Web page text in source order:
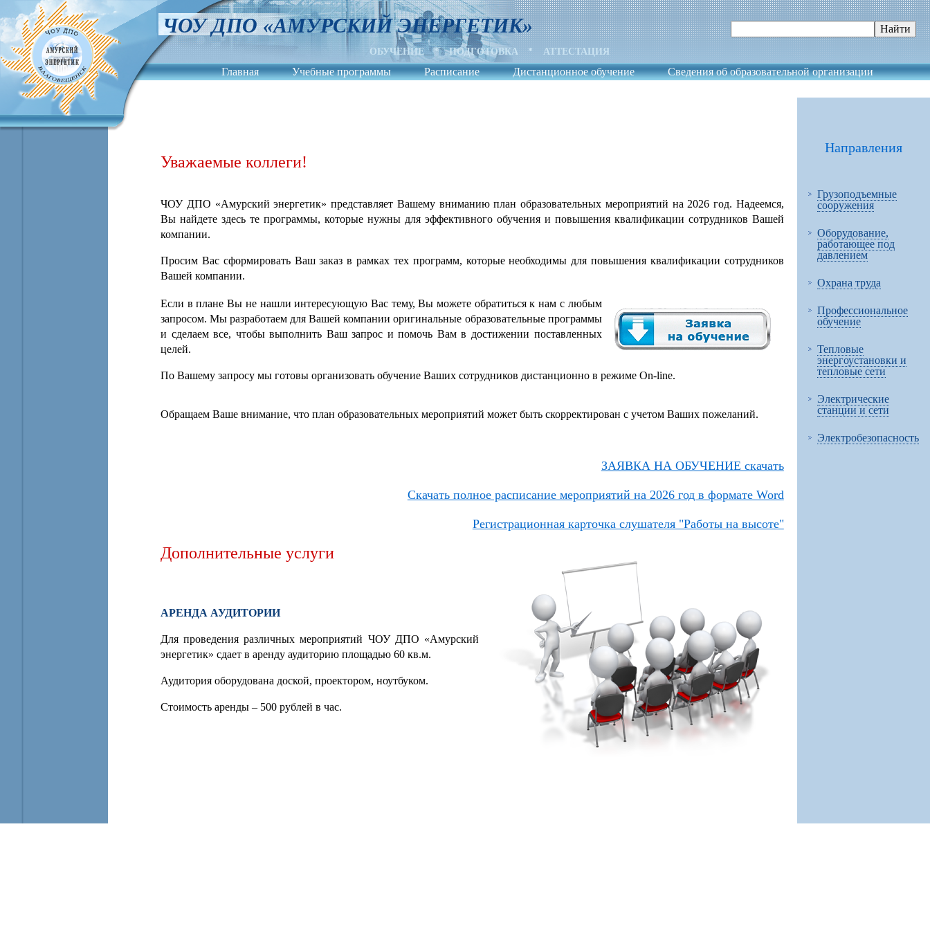
ЧОУ ДПО «АМУРСКИЙ ЭНЕРГЕТИК»
ОБУЧЕНИЕ * ПОДГОТОВКА * АТТЕСТАЦИЯ
Главная Учебные программы Расписание Дистанционное обучение
Сведения об образовательной организации
Уважаемые коллеги!
ЧОУ ДПО «Амурский энергетик» представляет Вашему вниманию план образовательных мероприятий на 2026 год. Надеемся,
Вы найдете здесь те программы, которые нужны для эффективного обучения и повышения квалификации сотрудников Вашей
компании.
Просим Вас сформировать Ваш заказ в рамках тех программ, которые необходимы для повышения квалификации сотрудников
Вашей компании.
Если в плане Вы не нашли интересующую Вас тему, Вы можете обратиться к нам с любым
запросом. Мы разработаем для Вашей компании оригинальные образовательные программы
и сделаем все, чтобы выполнить Ваш запрос и помочь Вам в достижении поставленных
целей.
По Вашему запросу мы готовы организовать обучение Ваших сотрудников дистанционно в режиме On-line.
Обращаем Ваше внимание, что план образовательных мероприятий может быть скорректирован с учетом Ваших пожеланий.
ЗАЯВКА НА ОБУЧЕНИЕ скачать
Скачать полное расписание мероприятий на 2026 год в формате Word
Регистрационная карточка слушателя "Работы на высоте"
Дополнительные услуги
АРЕНДА АУДИТОРИИ
Для проведения различных мероприятий ЧОУ ДПО «Амурский
энергетик» сдает в аренду аудиторию площадью 60 кв.м.
Аудитория оборудована доской, проектором, ноутбуком.
Стоимость аренды – 500 рублей в час.
Направления
Грузоподъемные
сооружения
Оборудование,
работающее под
давлением
Охрана труда
Профессиональное
обучение
Тепловые
энергоустановки и
тепловые сети
Электрические
станции и сети
Электробезопасность